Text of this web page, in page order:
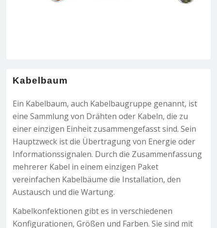
Kabelbaum
Ein Kabelbaum, auch Kabelbaugruppe genannt, ist
eine Sammlung von Drähten oder Kabeln, die zu
einer einzigen Einheit zusammengefasst sind. Sein
Hauptzweck ist die Übertragung von Energie oder
Informationssignalen. Durch die Zusammenfassung
mehrerer Kabel in einem einzigen Paket
vereinfachen Kabelbäume die Installation, den
Austausch und die Wartung.
Kabelkonfektionen gibt es in verschiedenen
Konfigurationen, Größen und Farben. Sie sind mit